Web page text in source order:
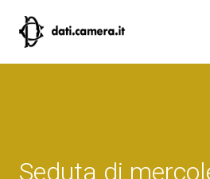
Seduta di